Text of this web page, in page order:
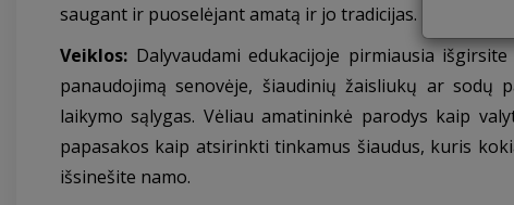
saugant ir puoselėjant amatą ir jo tradicijas.
Veiklos: Dalyvaudami edukacijoje pirmiausia
panaudojimą senovėje, šiaudinių žaisliukų ar sodų
laikymo sąlygas. Vėliau amatininkė parodys kaip
papasakos kaip atsirinkti tinkamus šiaudus, kuris
išsinešite namo.